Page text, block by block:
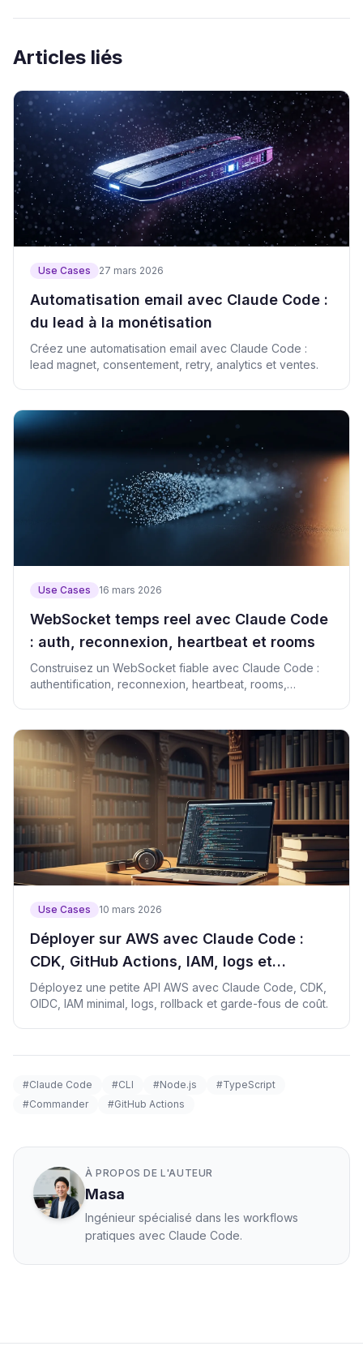
Articles liés
Use Cases 27 mars 2026
Automatisation email avec Claude Code :
du lead à la monétisation
Créez une automatisation email avec Claude Code :
lead magnet, consentement, retry, analytics et ventes.
Use Cases 16 mars 2026
WebSocket temps reel avec Claude Code
: auth, reconnexion, heartbeat et rooms
Construisez un WebSocket fiable avec Claude Code :
authentification, reconnexion, heartbeat, rooms,
Use Cases 10 mars 2026
Déployer sur AWS avec Claude Code :
CDK, GitHub Actions, IAM, logs et
rollback
Déployez une petite API AWS avec Claude Code, CDK,
OIDC, IAM minimal, logs, rollback et garde-fous de coût.
#Claude Code #CLI #Node.js
#TypeScript
#Commander
#GitHub Actions
À PROPOS DE L'AUTEUR
Masa
Ingénieur spécialisé dans les workflows
pratiques avec Claude Code.